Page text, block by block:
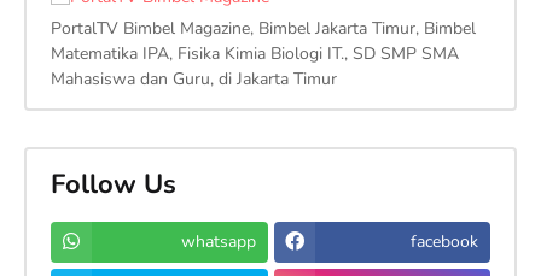
PortalTV Bimbel Magazine, Bimbel Jakarta Timur, Bimbel
Matematika IPA, Fisika Kimia Biologi IT., SD SMP SMA
Mahasiswa dan Guru, di Jakarta Timur
Follow Us
whatsapp facebook